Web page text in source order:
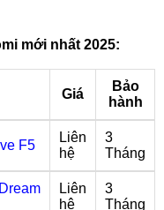
mới nhất 2025:
Giá
Bảo
hành
F5
Liên
hệ
3
Tháng
Liên
hệ
3
Tháng